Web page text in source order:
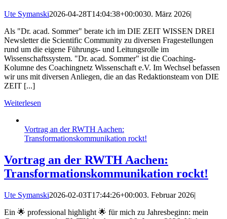
Ute Symanski2026-04-28T14:04:38+00:0030. März 2026|
Als "Dr. acad. Sommer" berate ich im DIE ZEIT WISSEN DREI
Newsletter die Scientific Community zu diversen Fragestellungen
rund um die eigene Führungs- und Leitungsrolle im
Wissenschaftssystem. "Dr. acad. Sommer" ist die Coaching-
Kolumne des Coachingnetz Wissenschaft e.V. Im Wechsel befassen
wir uns mit diversen Anliegen, die an das Redaktionsteam von DIE
ZEIT [...]
Weiterlesen
Vortrag an der RWTH Aachen:
Transformationskommunikation rockt!
Vortrag an der RWTH Aachen:
Transformationskommunikation rockt!
Ute Symanski2026-02-03T17:44:26+00:003. Februar 2026|
Ein 🌟 professional highlight 🌟 für mich zu Jahresbeginn: mein